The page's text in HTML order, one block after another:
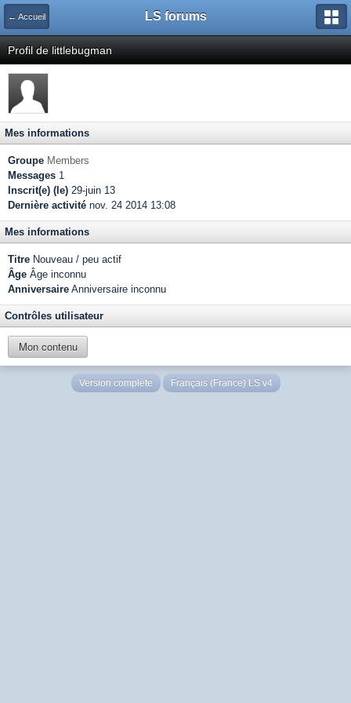
← Accueil LS forums
Profil de littlebugman
Mes informations
Groupe Members
Messages 1
Inscrit(e) (le) 29-juin 13
Dernière activité nov. 24 2014 13:08
Mes informations
Titre Nouveau / peu actif
Âge Âge inconnu
Anniversaire Anniversaire inconnu
Contrôles utilisateur
Mon contenu
Version complète Français (France) LS v4